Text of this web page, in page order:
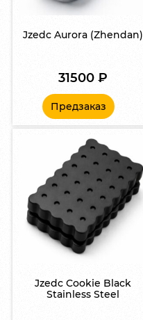
Jzedc Aurora (Zhendan)
31500₽
Предзаказ
Jzedc Cookie Black
Stainless Steel